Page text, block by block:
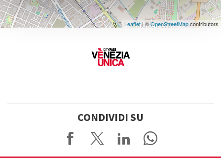
Leaflet| ©OpenStreetMapcontributors
CONDIVIDI SU